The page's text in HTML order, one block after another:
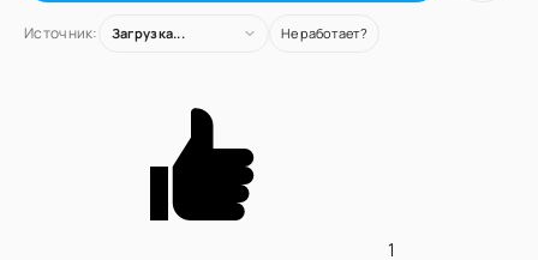
Источник: Загрузка... Не работает?
1